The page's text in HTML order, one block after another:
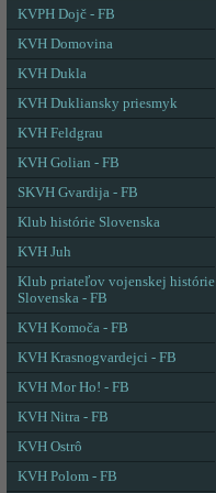
KVPH Dojč - FB
KVH Domovina
KVH Dukla
KVH Dukliansky priesmyk
KVH Feldgrau
KVH Golian - FB
SKVH Gvardija - FB
Klub histórie Slovenska
KVH Juh
Klub priateľov vojenskej histórie
Slovenska - FB
KVH Komoča - FB
KVH Krasnogvardejci - FB
KVH Mor Ho! - FB
KVH Nitra - FB
KVH Ostrô
KVH Polom - FB